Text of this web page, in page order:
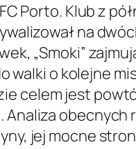
Porto. Klub z
na
„Smoki”
walki o kolejne
celem jest
obecnych
jej mocne